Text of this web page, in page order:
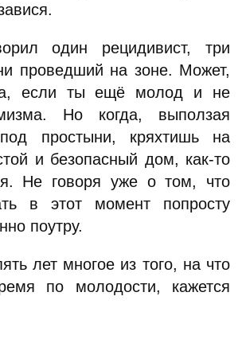
один рецидивист, три
проведший на зоне. Может,
если ты ещё молод и не
Но когда, выползая
простыни, кряхтишь на
и безопасный дом, как-то
Не говоря уже о том, что
в этот момент попросту
поутру.
лет многое из того, на что
по молодости, кажется